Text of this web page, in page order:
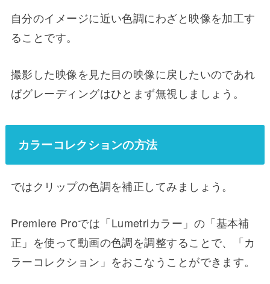
自分のイメージに近い色調にわざと映像を加工す
ることです。
撮影した映像を見た目の映像に戻したいのであれ
ばグレーディングはひとまず無視しましょう。
カラーコレクションの方法
ではクリップの色調を補正してみましょう。
Premiere Proでは「Lumetriカラー」の「基本補
正」を使って動画の色調を調整することで、「カ
ラーコレクション」をおこなうことができます。